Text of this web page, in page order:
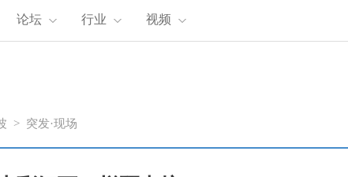
论坛 行业 视频
> 突发·现场